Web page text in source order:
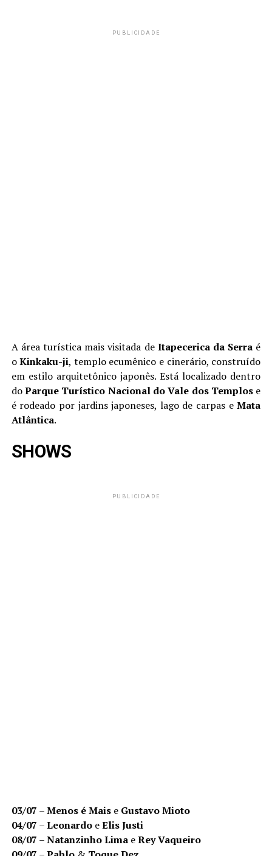
PUBLICIDADE
A área turística mais visitada de Itapecerica da Serra é
oKinkaku-ji, templo ecumênico e cinerário, construído
em estilo arquitetônico japonês. Está localizado dentro
doParque Turístico Nacional do Vale dos Templos e
é rodeado por jardins japoneses, lago de carpas eMata
Atlântica.
SHOWS
PUBLICIDADE
03/07 –Menos é Maise Gustavo Mioto
04/07 –LeonardoeElis Justi
08/07 –Natanzinho LimaeRey Vaqueiro